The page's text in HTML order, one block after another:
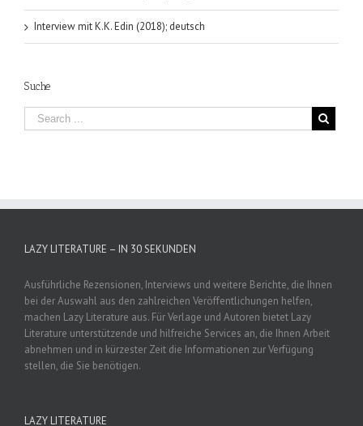
Interview mit K.K. Edin (2018); deutsch
Suche
LAZY LITERATURE – IN 30 SEKUNDEN
Ausführliche Rezensionen, Interviews und weitere Berichte, die Ihnen
bei der Auswahl aus den zahlreichen Veröffentlichungen helfen,
machen Lazy Literature aus. Für Verlage und Autoren bietet Lazy
Literature unterstützende und hilfreiche Services an, die Ihnen Arbeit
abnehmen und in kürzester Zeit die Informationen zur Verfügung
stellen, die Sie benötigen.
LAZY LITERATURE